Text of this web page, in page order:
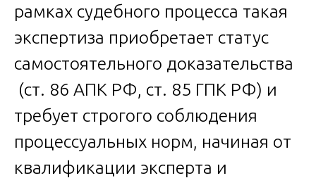
рамках судебного процесса такая
экспертиза приобретает статус
самостоятельного доказательства
(ст. 86 АПК РФ, ст. 85 ГПК РФ) и
требует строгого соблюдения
процессуальных норм, начиная от
квалификации эксперта и